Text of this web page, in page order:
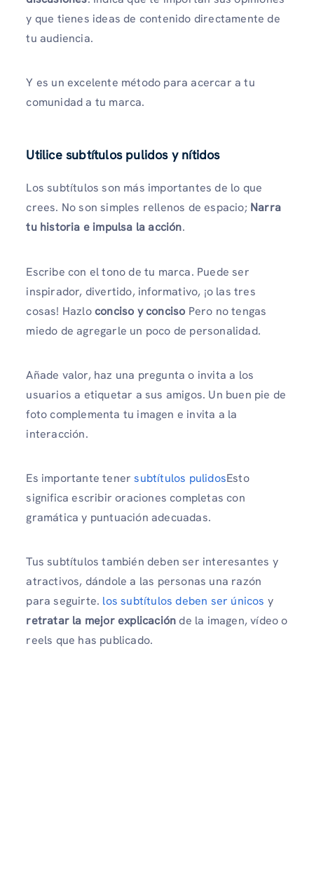
y que tienes ideas de contenido directamente de
tu audiencia.
Y es un excelente método para acercar a tu
comunidad a tu marca.
Utilice subtítulos pulidos y nítidos
Los subtítulos son más importantes de lo que
crees. No son simples rellenos de espacio; Narra
tu historia e impulsa la acción.
Escribe con el tono de tu marca. Puede ser
inspirador, divertido, informativo, ¡o las tres
cosas! Hazloconciso y conciso Pero no tengas
miedo de agregarle un poco de personalidad.
Añade valor, haz una pregunta o invita a los
usuarios a etiquetar a sus amigos. Un buen pie de
foto complementa tu imagen e invita a la
interacción.
Es importante tenersubtítulos pulidosEsto
significa escribir oraciones completas con
gramática y puntuación adecuadas.
Tus subtítulos también deben ser interesantes y
atractivos, dándole a las personas una razón
para seguirte. los subtítulos deben ser únicos y
retratar la mejor explicaciónde la imagen, vídeo o
reels que has publicado.